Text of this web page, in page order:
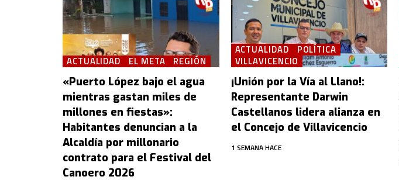
ACTUALIDAD EL META REGIÓN
«Puerto López bajo el agua
mientras gastan miles de
millones en fiestas»:
Habitantes denuncian a la
Alcaldía por millonario
contrato para el Festival del
Canoero 2026
ACTUALIDAD
POLÍTICA
VILLAVICENCIO
¡Unión por la Vía al Llano!:
Representante Darwin
Castellanos lidera alianza en
el Concejo de Villavicencio
1 SEMANA HACE